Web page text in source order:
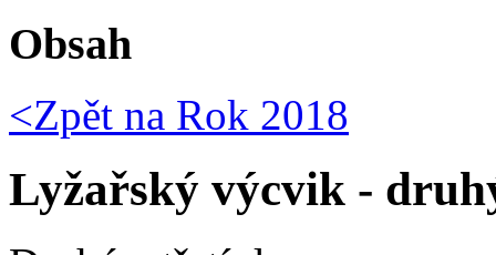
Obsah
<Zpět na Rok 2018
Lyžařský výcvik -